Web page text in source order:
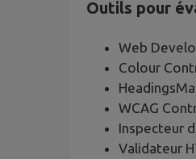
Outils pour
Web
Colour
WCAG
Inspecteur
Validateur